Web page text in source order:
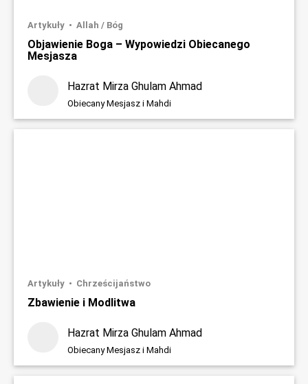
Artykuły Allah / Bóg
Objawienie Boga – Wypowiedzi Obiecanego
Mesjasza
Hazrat Mirza Ghulam Ahmad
Obiecany Mesjasz i Mahdi
Artykuły Chrześcijaństwo
Zbawienie i Modlitwa
Hazrat Mirza Ghulam Ahmad
Obiecany Mesjasz i Mahdi